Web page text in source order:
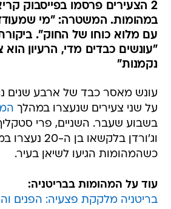
2 הצעירים פרסמו בפייסבוק
במהומות. המשטרה: "מי
עם מלוא כוחו של החוק".
"עונשים כבדים מדי, הרעיון
נקמנות"
עונש מאסר כבד של ארבע שנים
על שני צעירים שנעצרו במהלך
וג'ורדן בלקשאו
כשהמהומות הגיעו לשיאן בעיר.
עוד על המהומות בבריטניה:
בריטניה מלקקת פצעיה: הפנים